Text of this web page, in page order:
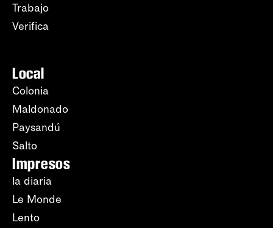
Trabajo
Verifica
Local
Colonia
Maldonado
Paysandú
Salto
Impresos
la diaria
Le Monde
Lento